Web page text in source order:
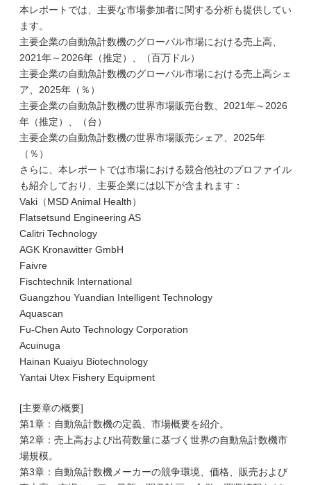
本レポートでは、主要な市場参加者に関する分析も提供してい
ます。
主要企業の自動魚計数機のグローバル市場における売上高、
2021年～2026年（推定）、（百万ドル）
主要企業の自動魚計数機のグローバル市場における売上高シェ
ア、2025年（％）
主要企業の自動魚計数機の世界市場販売台数、2021年～2026
年（推定）、（台）
主要企業の自動魚計数機の世界市場販売シェア、2025年
（％）
さらに、本レポートでは市場における競合他社のプロファイル
も紹介しており、主要企業には以下が含まれます：
Vaki（MSD Animal Health）
Flatsetsund Engineering AS
Calitri Technology
AGK Kronawitter GmbH
Faivre
Fischtechnik International
Guangzhou Yuandian Intelligent Technology
Aquascan
Fu-Chen Auto Technology Corporation
Acuinuga
Hainan Kuaiyu Biotechnology
Yantai Utex Fishery Equipment
[主要章の概要]
第1章：自動魚計数機の定義、市場概要を紹介。
第2章：売上高および出荷数量に基づく世界の自動魚計数機市
場規模。
第3章：自動魚計数機メーカーの競争環境、価格、販売および